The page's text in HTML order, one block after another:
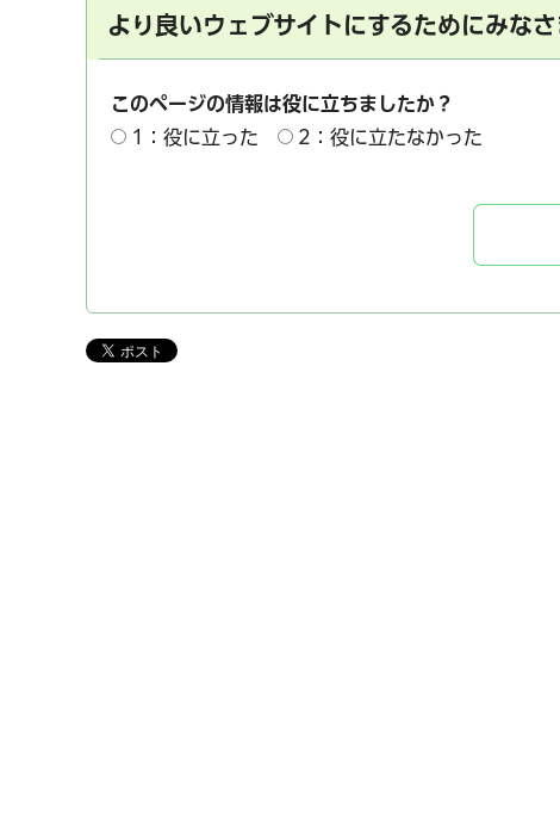
より良いウェブサイトにするためにみな
このページの情報は役に立ちましたか？
1：役に立った
2：役に立たなかった
千葉市の電子行政サー